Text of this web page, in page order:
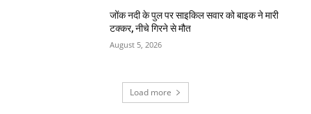
जोंक नदी के पुल पर साइकिल सवार को बाइक ने मारी
टक्कर, नीचे गिरने से मौत
August 5, 2026
Load more